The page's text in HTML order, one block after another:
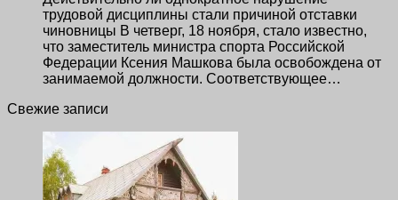
трудовой дисциплины стали причиной отставки
чиновницы В четверг, 18 ноября, стало известно,
что заместитель министра спорта Российской
Федерации Ксения Машкова была освобождена от
занимаемой должности. Соответствующее…
Свежие записи